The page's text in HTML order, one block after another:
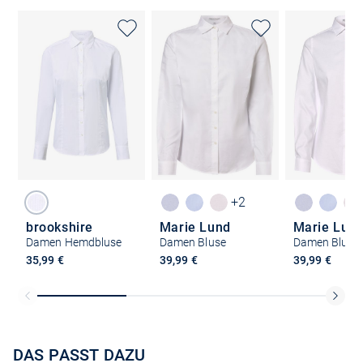
brookshire
Damen Hemdbluse
35,99 €
+2
Marie Lund
Damen Bluse
39,99 €
Marie
Damen Bluse
39,99 €
DAS PASST DAZU